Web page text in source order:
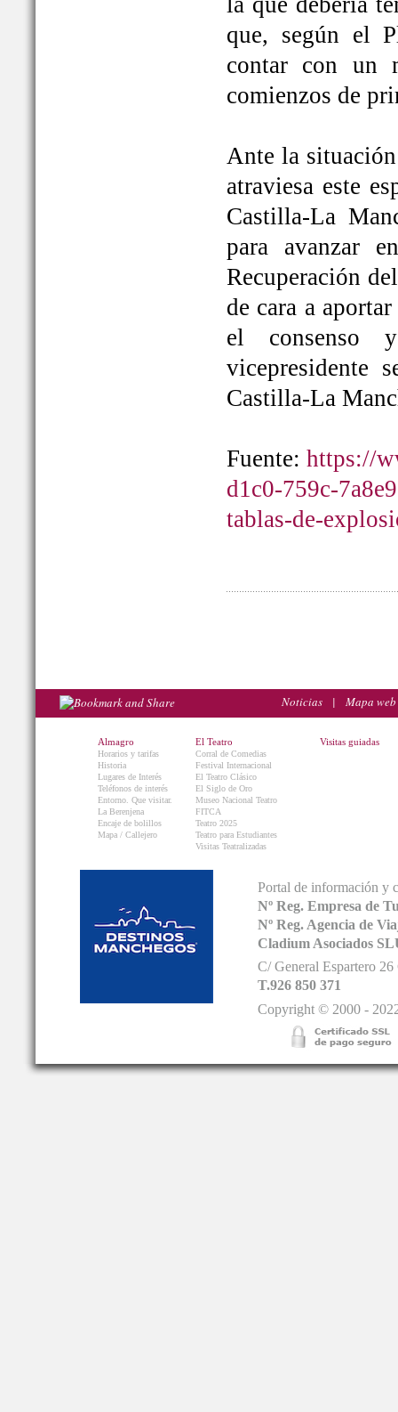
que, según el
contar con un
comienzos de
Ante la
atraviesa este
Castilla-La
para avanzar
Recuperación
de cara a
el consenso
vicepresidente
Castilla-La
Fuente: https://
d1c0-759c-
tablas-de-
Noticias | Mapa web
Almagro
Horarios y tarifas
Historia
Lugares de Interés
Teléfonos de interés
Entorno. Que visitar.
La Berenjena
Encaje de bolillos
Mapa / Callejero
El Teatro
Corral de Comedias
Festival Internacional
El Teatro Clásico
El Siglo de Oro
Museo Nacional Teatro
FITCA
Teatro 2025
Teatro para Estudiantes
Visitas Teatralizadas
Visitas guiadas
Portal de información y
Nº Reg. Empresa de
Nº Reg. Agencia de
Cladium Asociados
C/ General Espartero
T.926 850 371
Copyright © 2000 -